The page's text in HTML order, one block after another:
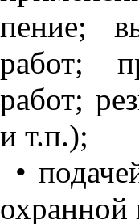
пение;
работ;
работ;
и т.п.);
•
охранной